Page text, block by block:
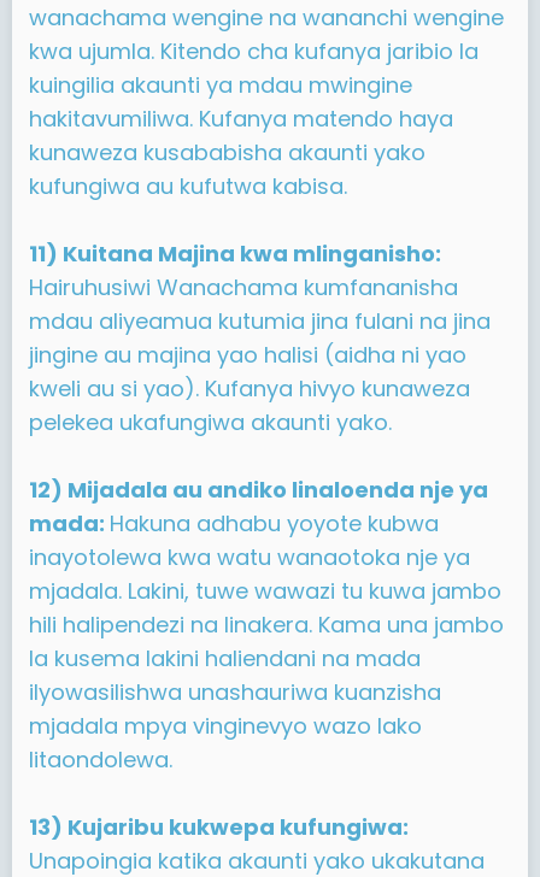
wanachama wengine na wananchi wengine
kwa ujumla. Kitendo cha kufanya jaribio la
kuingilia akaunti ya mdau mwingine
hakitavumiliwa. Kufanya matendo haya
kunaweza kusababisha akaunti yako
kufungiwa au kufutwa kabisa.
11) Kuitana Majina kwa mlinganisho:
Hairuhusiwi Wanachama kumfananisha
mdau aliyeamua kutumia jina fulani na jina
jingine au majina yao halisi (aidha ni yao
kweli au si yao). Kufanya hivyo kunaweza
pelekea ukafungiwa akaunti yako.
12) Mijadala au andiko linaloenda nje ya
mada: Hakuna adhabu yoyote kubwa
inayotolewa kwa watu wanaotoka nje ya
mjadala. Lakini, tuwe wawazi tu kuwa jambo
hili halipendezi na linakera. Kama una jambo
la kusema lakini haliendani na mada
ilyowasilishwa unashauriwa kuanzisha
mjadala mpya vinginevyo wazo lako
litaondolewa.
13) Kujaribu kukwepa kufungiwa:
Unapoingia katika akaunti yako ukakutana